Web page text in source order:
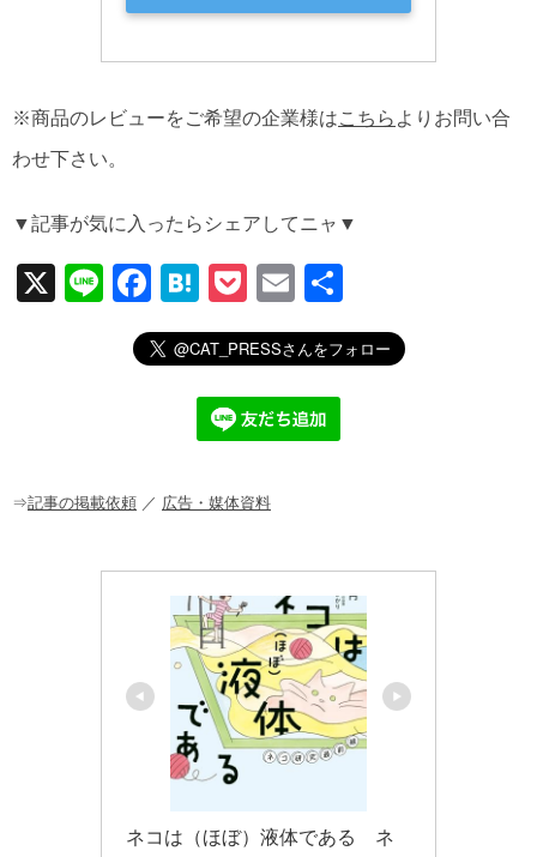
※商品のレビューをご希望の企業様はこちら よりお問い合
わせ下さい。
▼記事が気に入ったらシェアしてニャ▼
X
Li
F
a
c
o
H
at
e
n
a
P
o
ck
et
E
m
ail
有
⇒記事の掲載依頼 ／ 広告・媒体資料
ネコは（ほぼ）液体である　ネ